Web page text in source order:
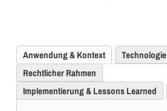
Anwendung & Kontext
Technologie
Rechtlicher Rahmen
Implementierung & Lessons Learned